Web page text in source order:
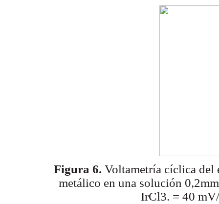
Figura 6. Voltametría cíclica del
metálico en una solución
IrCl3. = 40